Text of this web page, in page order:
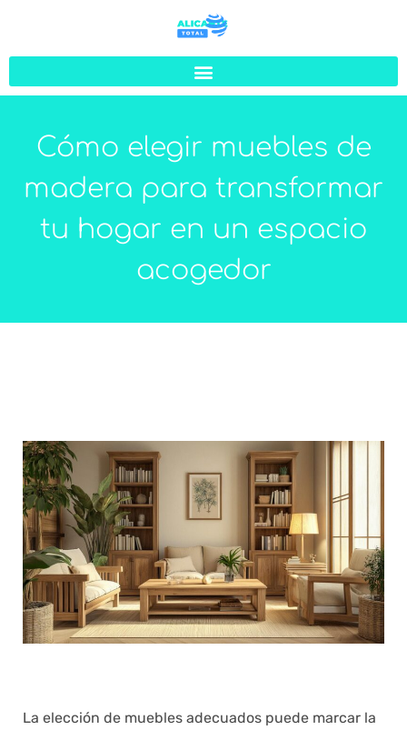
Cómo elegir muebles de
madera para transformar
tu hogar en un espacio
acogedor
La elección de muebles adecuados puede marcar la